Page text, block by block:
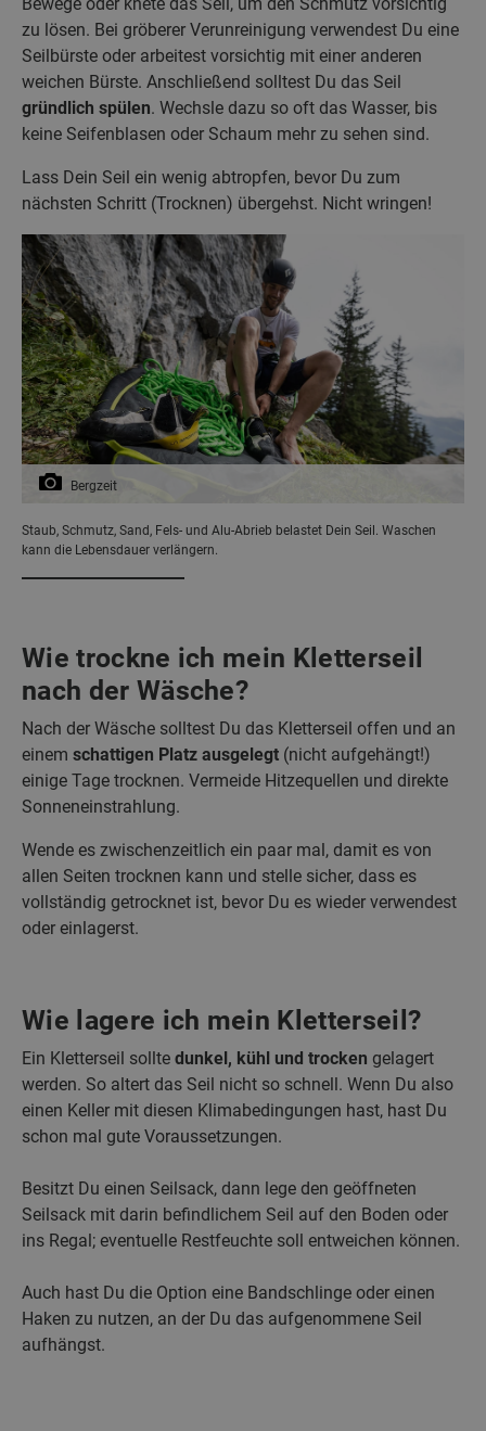
zu lösen. Bei gröberer Verunreinigung verwendest Du eine
Seilbürste oder arbeitest vorsichtig mit einer anderen
weichen Bürste. Anschließend solltest Du das Seil
gründlich spülen. Wechsle dazu so oft das Wasser, bis
keine Seifenblasen oder Schaum mehr zu sehen sind.
Lass Dein Seil ein wenig abtropfen, bevor Du zum
nächsten Schritt (Trocknen) übergehst. Nicht wringen!
Bergzeit
Staub, Schmutz, Sand, Fels- und Alu-Abrieb belastet Dein Seil. Waschen
kann die Lebensdauer verlängern.
Wie trockne ich mein Kletterseil
nach der Wäsche?
Nach der Wäsche solltest Du das Kletterseil offen und an
einem schattigen Platz ausgelegt (nicht aufgehängt!)
einige Tage trocknen. Vermeide Hitzequellen und direkte
Sonneneinstrahlung.
Wende es zwischenzeitlich ein paar mal, damit es von
allen Seiten trocknen kann und stelle sicher, dass es
vollständig getrocknet ist, bevor Du es wieder verwendest
oder einlagerst.
Wie lagere ich mein Kletterseil?
Ein Kletterseil sollte dunkel, kühl und trocken gelagert
werden. So altert das Seil nicht so schnell. Wenn Du also
einen Keller mit diesen Klimabedingungen hast, hast Du
schon mal gute Voraussetzungen.
Besitzt Du einen Seilsack, dann lege den geöffneten
Seilsack mit darin befindlichem Seil auf den Boden oder
ins Regal; eventuelle Restfeuchte soll entweichen können.
Auch hast Du die Option eine Bandschlinge oder einen
Haken zu nutzen, an der Du das aufgenommene Seil
aufhängst.